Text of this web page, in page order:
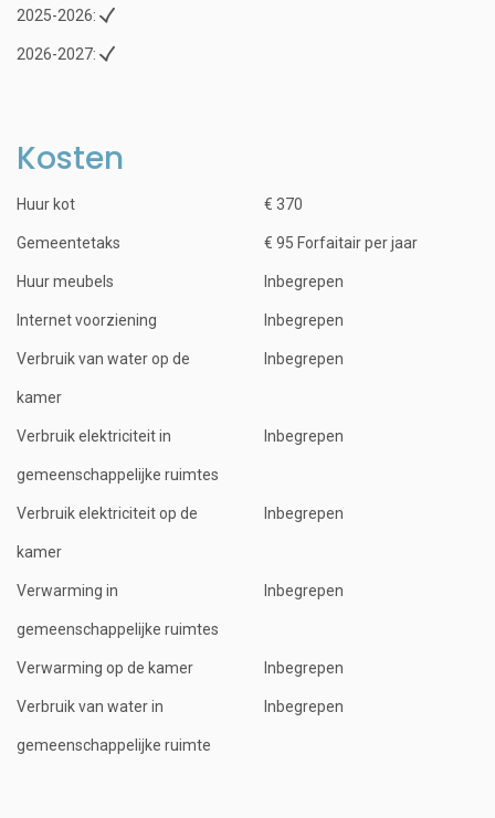
2025-2026:
2026-2027:
Kosten
Huur kot € 370
Gemeentetaks € 95 Forfaitair per jaar
Huur meubels Inbegrepen
Internet voorziening Inbegrepen
Verbruik van water op de
kamer
Inbegrepen
Verbruik elektriciteit in
gemeenschappelijke ruimtes
Inbegrepen
Verbruik elektriciteit op de
kamer
Inbegrepen
Verwarming in
gemeenschappelijke ruimtes
Inbegrepen
Verwarming op de kamer Inbegrepen
Verbruik van water in
gemeenschappelijke ruimte
Inbegrepen